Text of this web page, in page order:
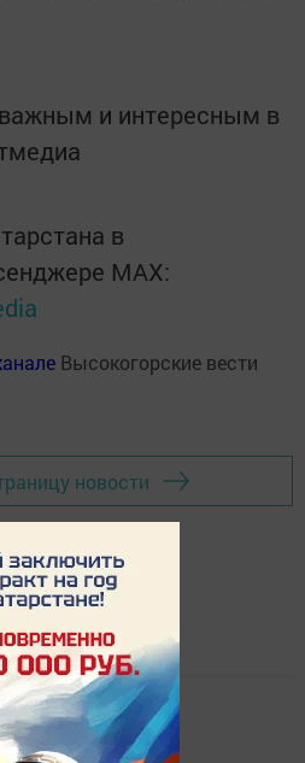
и интересным в
в
MАХ:
Высокогорские вести
новости